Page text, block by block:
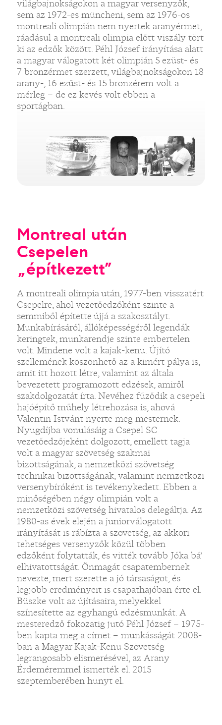
világbajnokságokon a magyar versenyzők,
sem az 1972-es müncheni, sem az 1976-os
montreali olimpián nem nyertek aranyérmet,
ráadásul a montreali olimpia előtt viszály tört
ki az edzők között. Péhl József irányítása alatt
a magyar válogatott két olimpián 5 ezüst- és
7 bronzérmet szerzett, világbajnokságokon 18
arany-, 16 ezüst- és 15 bronzérem volt a
mérleg – de ez kevés volt ebben a
sportágban.
Montreal után
Csepelen
„építkezett”
A montreali olimpia után, 1977-ben visszatért
Csepelre, ahol vezetőedzőként szinte a
semmiből építette újjá a szakosztályt.
Munkabírásáról, állóképességéről legendák
keringtek, munkarendje szinte embertelen
volt. Mindene volt a kajak-kenu. Újító
szellemének köszönhető az a kimért pálya is,
amit itt hozott létre, valamint az általa
bevezetett programozott edzések, amiről
szakdolgozatát írta. Nevéhez fűződik a csepeli
hajóépítő műhely létrehozása is, ahová
Valentin Istvánt nyerte meg mesternek.
Nyugdíjba vonulásáig a Csepel SC
vezetőedzőjeként dolgozott, emellett tagja
volt a magyar szövetség szakmai
bizottságának, a nemzetközi szövetség
technikai bizottságának, valamint nemzetközi
versenybíróként is tevékenykedett. Ebben a
minőségében négy olimpián volt a
nemzetközi szövetség hivatalos delegáltja. Az
1980-as évek elején a juniorválogatott
irányítását is rábízta a szövetség, az akkori
tehetséges versenyzők közül többen
edzőként folytatták, és vitték tovább Jóka bá’
elhivatottságát. Önmagát csapatembernek
nevezte, mert szerette a jó társaságot, és
legjobb eredményeit is csapathajóban érte el.
Büszke volt az újításaira, melyekkel
színesítette az egyhangú edzésmunkát. A
mesteredző fokozatig jutó Péhl József – 1975-
ben kapta meg a címet – munkásságát 2008-
ban a Magyar Kajak-Kenu Szövetség
legrangosabb elismerésével, az Arany
Érdeméremmel ismerték el. 2015
szeptemberében hunyt el.